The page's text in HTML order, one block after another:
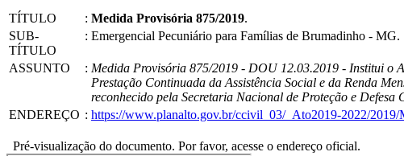
TÍTULO : Medida Provisória 875/2019.
SUB-
TÍTULO
: Emergencial Pecuniário para Famílias de Brumadinho - MG.
ASSUNTO : Medida Provisória 875/2019 - DOU 12.03.2019 - Institui o
Prestação Continuada da Assistência Social e da Renda
reconhecido pela Secretaria Nacional de Proteção e
ENDEREÇO : https://www.planalto.gov.br/ccivil_03/_Ato2019-2022/
Pré-visualização do documento. Por favor, acesse o endereço oficial.